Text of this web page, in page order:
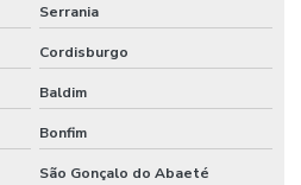
Serrania
Cordisburgo
Baldim
Bonfim
São Gonçalo do Abaeté